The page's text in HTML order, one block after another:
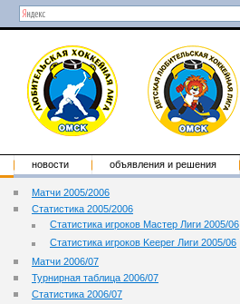
новости объявления и решения
Матчи 2005/2006
Статистика 2005/2006
Статистика игроков Мастер Лиги 2005/06
Статистика игроков Keeper Лиги 2005/06
Матчи 2006/07
Турнирная таблица 2006/07
Статистика 2006/07